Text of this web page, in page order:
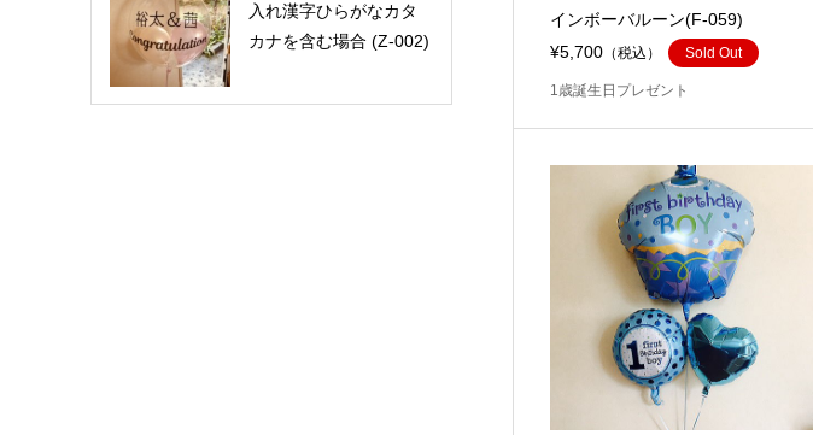
インボーバルーン(F-059)
¥5,700（税込） Sold Out
1歳誕生日プレゼント
入れ漢字ひらがなカタ
カナを含む場合 (Z-002)